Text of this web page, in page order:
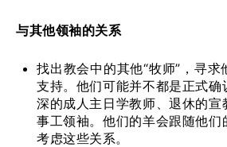
与其他领袖的关系
找出教会中的其他“牧师”，寻求
支持。他们可能并不都是正式确
深的成人主日学教师、退休的
事工领袖。他们的羊会跟随他
考虑这些关系。